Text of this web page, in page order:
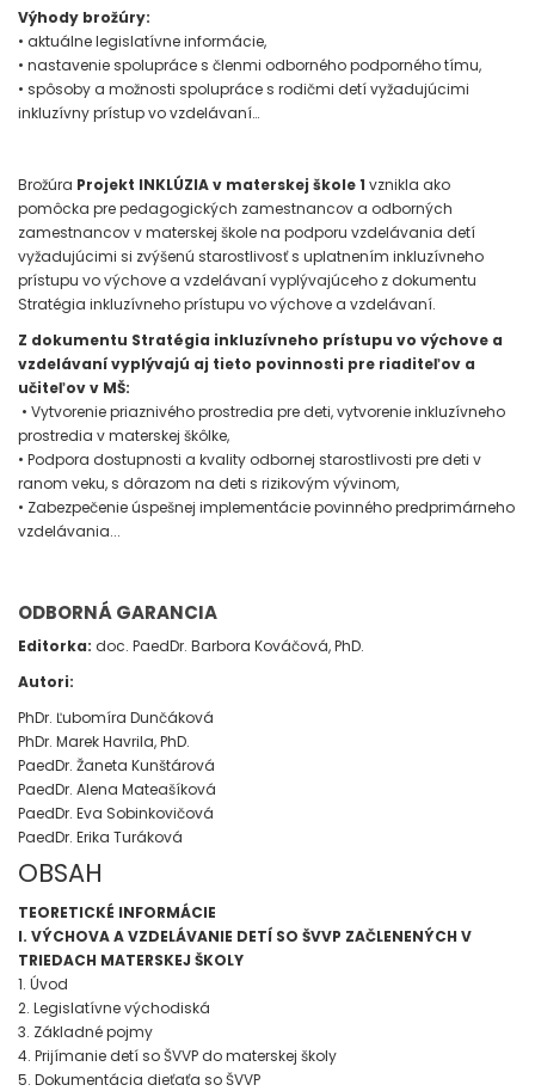
Výhody brožúry:
• aktuálne legislatívne informácie,
• nastavenie spolupráce s členmi odborného podporného tímu,
• spôsoby a možnosti spolupráce s rodičmi detí vyžadujúcimi
inkluzívny prístup vo vzdelávaní…
Brožúra Projekt INKLÚZIA v materskej škole 1 vznikla ako
pomôcka pre pedagogických zamestnancov a odborných
zamestnancov v materskej škole na podporu vzdelávania detí
vyžadujúcimi si zvýšenú starostlivosť s uplatnením inkluzívneho
prístupu vo výchove a vzdelávaní vyplývajúceho z dokumentu
Stratégia inkluzívneho prístupu vo výchove a vzdelávaní.
Z dokumentu Stratégia inkluzívneho prístupu vo výchove a
vzdelávaní vyplývajú aj tieto povinnosti pre riaditeľov a
učiteľov v MŠ:
• Vytvorenie priaznivého prostredia pre deti, vytvorenie inkluzívneho
prostredia v materskej škôlke,
• Podpora dostupnosti a kvality odbornej starostlivosti pre deti v
ranom veku, s dôrazom na deti s rizikovým vývinom,
• Zabezpečenie úspešnej implementácie povinného predprimárneho
vzdelávania...
ODBORNÁ GARANCIA
Editorka: doc. PaedDr. Barbora Kováčová, PhD.
Autori:
PhDr. Ľubomíra Dunčáková
PhDr. Marek Havrila, PhD.
PaedDr. Žaneta Kunštárová
PaedDr. Alena Mateašíková
PaedDr. Eva Sobinkovičová
PaedDr. Erika Turáková
OBSAH
TEORETICKÉ INFORMÁCIE
I. VÝCHOVA A VZDELÁVANIE DETÍ SO ŠVVP ZAČLENENÝCH V
TRIEDACH MATERSKEJ ŠKOLY
1. Úvod
2. Legislatívne východiská
3. Základné pojmy
4. Prijímanie detí so ŠVVP do materskej školy
5. Dokumentácia dieťaťa so ŠVVP